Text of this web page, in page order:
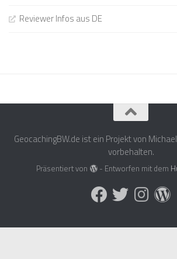
Reviewer Infos aus DE
GeocachingBW.de ist ein Projekt von
vorbehalten.
Präsentiert von - Entworfen mit dem